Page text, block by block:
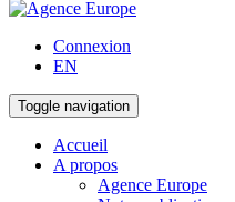
Connexion
EN
Toggle navigation
Accueil
A propos
Agence Europe